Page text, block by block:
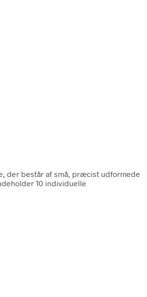
der består af små, præcist udformede
10 individuelle